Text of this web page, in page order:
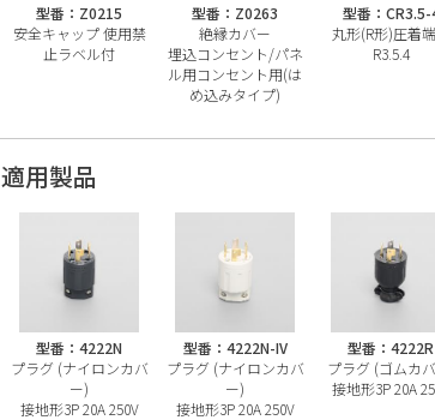
型番：Z0215
安全キャップ 使用禁
止ラベル付
型番：Z0263
絶縁カバー
埋込コンセント/パネ
ル用コンセント用(は
め込みタイプ)
型番：CR3.5-
丸形(R形)圧着
R3.5.4
適用製品
型番：4222N
プラグ (ナイロンカバ
ー)
接地形3P 20A 250V
型番：4222N-IV
プラグ (ナイロンカバ
ー)
接地形3P 20A 250V
型番：4222R
プラグ (ゴムカ
接地形3P 20A